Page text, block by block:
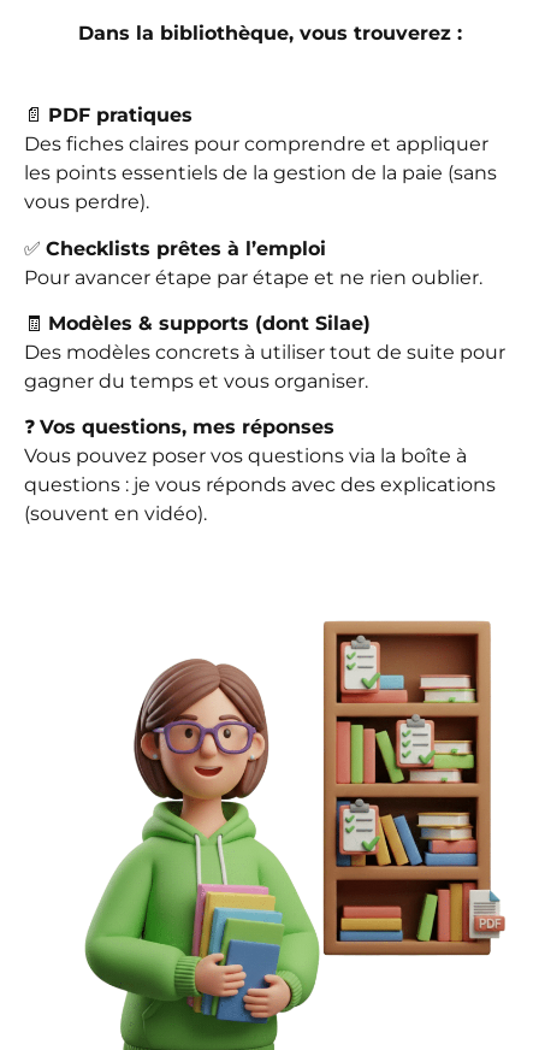
Dans la bibliothèque, vous trouverez :
📄 PDF pratiques
Des fiches claires pour comprendre et appliquer
les points essentiels de la gestion de la paie (sans
vous perdre).
✅ Checklists prêtes à l’emploi
Pour avancer étape par étape et ne rien oublier.
🧾 Modèles & supports (dont Silae)
Des modèles concrets à utiliser tout de suite pour
gagner du temps et vous organiser.
❓ Vos questions, mes réponses
Vous pouvez poser vos questions via la boîte à
questions : je vous réponds avec des explications
(souvent en vidéo).